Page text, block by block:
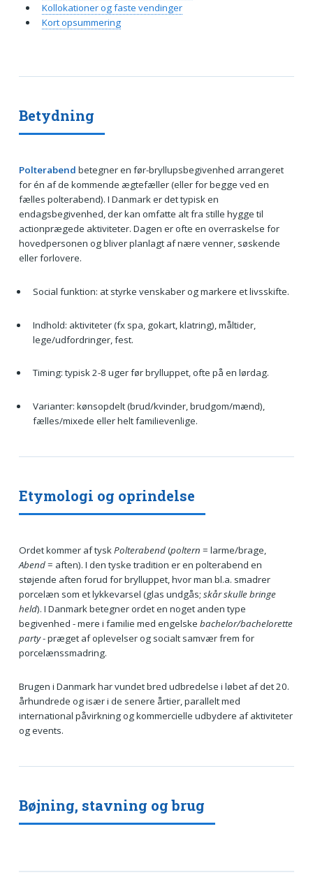
Betydning
Polterabend betegner en før-bryllupsbegivenhed arrangeret
for én af de kommende ægtefæller (eller for begge ved en
fælles polterabend). I Danmark er det typisk en
endagsbegivenhed, der kan omfatte alt fra stille hygge til
actionprægede aktiviteter. Dagen er ofte en overraskelse for
hovedpersonen og bliver planlagt af nære venner, søskende
eller forlovere.
Social funktion: at styrke venskaber og markere et livsskifte.
Indhold: aktiviteter (fx spa, gokart, klatring), måltider,
lege/udfordringer, fest.
Timing: typisk 2-8 uger før brylluppet, ofte på en lørdag.
Varianter: kønsopdelt (brud/kvinder, brudgom/mænd),
fælles/mixede eller helt familievenlige.
Etymologi og oprindelse
Ordet kommer af tyskPolterabend(poltern = larme/brage,
Abend= aften). I den tyske tradition er en polterabend en
støjende aften forud for brylluppet, hvor man bl.a. smadrer
porcelæn som et lykkevarsel (glas undgås; skår skulle bringe
held). I Danmark betegner ordet en noget anden type
begivenhed - mere i familie med engelske bachelor/bachelorette
party- præget af oplevelser og socialt samvær frem for
porcelænssmadring.
Brugen i Danmark har vundet bred udbredelse i løbet af det 20.
århundrede og især i de senere årtier, parallelt med
international påvirkning og kommercielle udbydere af aktiviteter
og events.
Bøjning, stavning og brug
Kollokationer og faste vendinger
Kort opsummering